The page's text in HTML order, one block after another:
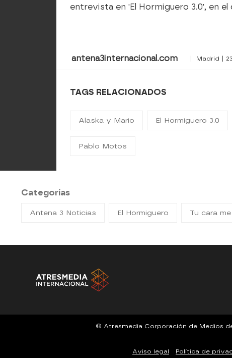
entrevista en 'El Hormiguero 3.0', en
antena3internacional.com | Madrid |
TAGS RELACIONADOS
Alaska y Mario El Hormiguero 3.0
Pablo Motos
Categorías
Antena 3 Noticias El Hormiguero Tu cara
© Atresmedia Corporación de Medios de
Aviso legal Política de